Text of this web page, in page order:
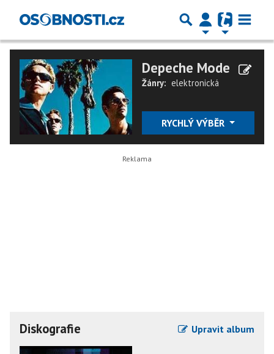
Depeche Mode
Žánry: elektronická
RYCHLÝ VÝBĚR
Diskografie Upravit album